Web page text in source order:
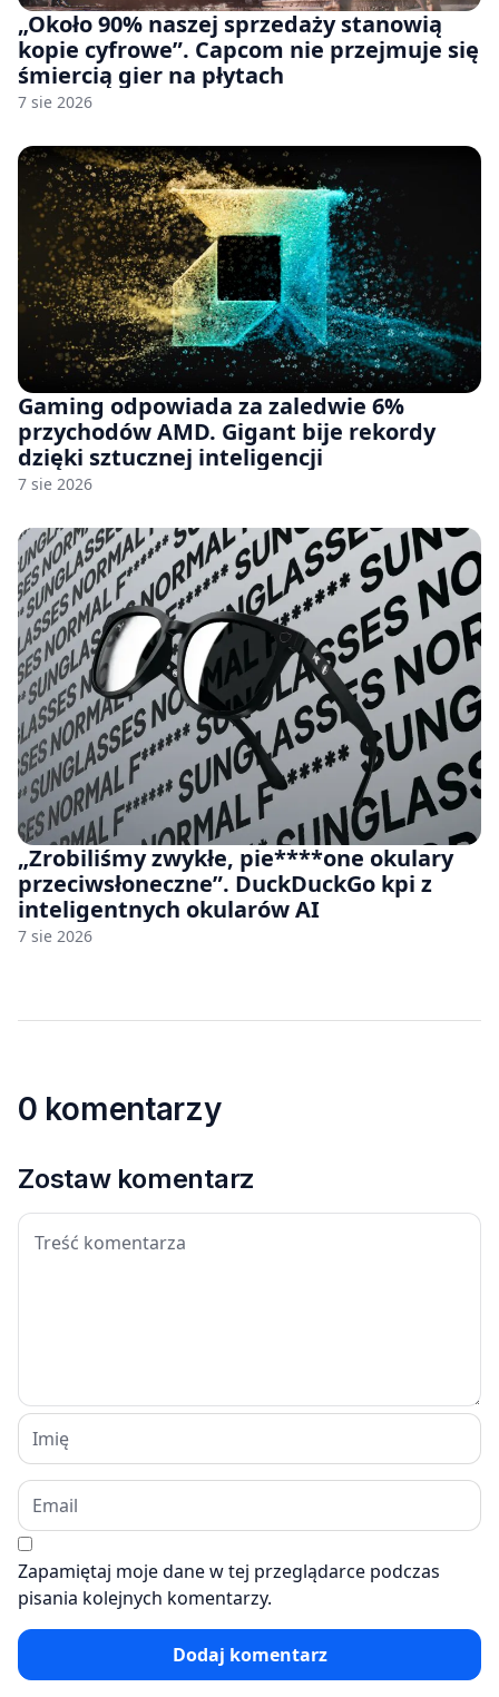
„Około 90% naszej sprzedaży stanowią
kopie cyfrowe”. Capcom nie przejmuje się
śmiercią gier na płytach
7 sie 2026
Gaming odpowiada za zaledwie 6%
przychodów AMD. Gigant bije rekordy
dzięki sztucznej inteligencji
7 sie 2026
„Zrobiliśmy zwykłe, pie****one okulary
przeciwsłoneczne”. DuckDuckGo kpi z
inteligentnych okularów AI
7 sie 2026
0 komentarzy
Zostaw komentarz
Zapamiętaj moje dane w tej przeglądarce podczas
pisania kolejnych komentarzy.
Dodaj komentarz